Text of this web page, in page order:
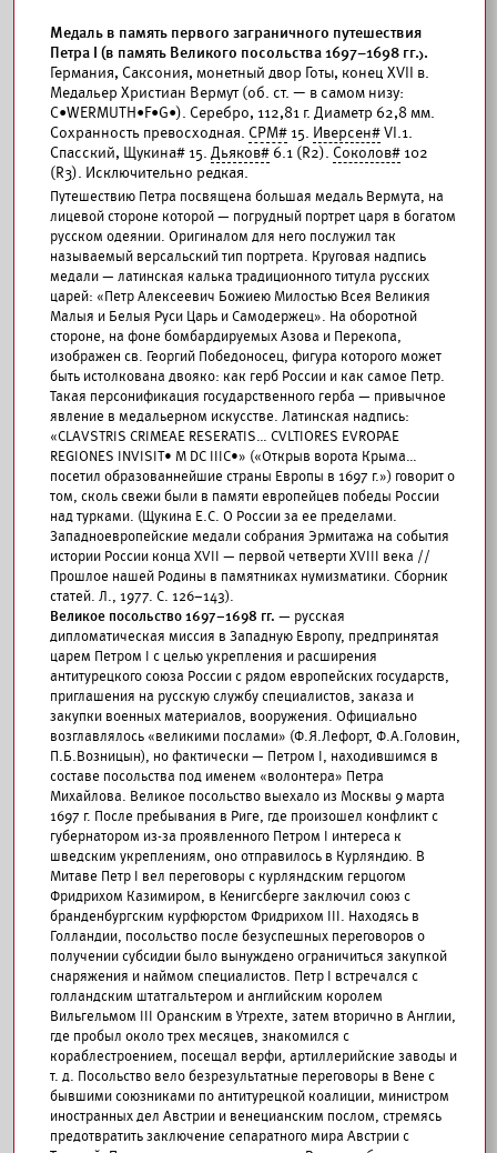
Медаль в память первого заграничного путешествия
Петра I (в память Великого посольства 1697–1698 гг.).
Германия, Саксония, монетный двор Готы, конец XVII в.
Медальер Христиан Вермут (об. ст. — в самом низу:
C•WERMUTH•F•G•). Серебро, 112,81 г. Диаметр 62,8 мм.
Сохранность превосходная. СРМ# 15. Иверсен#VI.1.
Спасский, Щукина# 15. Дьяков# 6.1 (R2). Соколов# 102
(R3). Исключительно редкая.
Путешествию Петра посвящена большая медаль Вермута, на
лицевой стороне которой — погрудный портрет царя в богатом
русском одеянии. Оригиналом для него послужил так
называемый версальский тип портрета. Круговая надпись
медали — латинская калька традиционного титула русских
царей: «Петр Алексеевич Божиею Милостью Всея Великия
Малыя и Белыя Руси Царь и Самодержец». На оборотной
стороне, на фоне бомбардируемых Азова и Перекопа,
изображен св. Георгий Победоносец, фигура которого может
быть истолкована двояко: как герб России и как самое Петр.
Такая персонификация государственного герба — привычное
явление в медальерном искусстве. Латинская надпись:
«CLAVSTRIS CRIMEAE RESERATIS… CVLTIORES EVROPAE
REGIONES INVISIT• M DC IIIC•» («Открыв ворота Крыма…
посетил образованнейшие страны Европы в 1697 г.») говорит о
том, сколь свежи были в памяти европейцев победы России
над турками. (Щукина Е.С. О России за ее пределами.
Западноевропейские медали собрания Эрмитажа на события
истории России конца XVII — первой четверти XVIII века //
Прошлое нашей Родины в памятниках нумизматики. Сборник
статей. Л., 1977. С. 126–143).
Великое посольство 1697–1698 гг. — русская
дипломатическая миссия в Западную Европу, предпринятая
царем Петром I с целью укрепления и расширения
антитурецкого союза России с рядом европейских государств,
приглашения на русскую службу специалистов, заказа и
закупки военных материалов, вооружения. Официально
возглавлялось «великими послами» (Ф.Я.Лефорт, Ф.А.Головин,
П.Б.Возницын), но фактически — Петром I, находившимся в
составе посольства под именем «волонтера» Петра
Михайлова. Великое посольство выехало из Москвы 9 марта
1697 г. После пребывания в Риге, где произошел конфликт с
губернатором из-за проявленного Петром I интереса к
шведским укреплениям, оно отправилось в Курляндию. В
Митаве Петр I вел переговоры с курляндским герцогом
Фридрихом Казимиром, в Кенигсберге заключил союз с
бранденбургским курфюрстом Фридрихом III. Находясь в
Голландии, посольство после безуспешных переговоров о
получении субсидии было вынуждено ограничиться закупкой
снаряжения и наймом специалистов. Петр I встречался с
голландским штатгальтером и английским королем
Вильгельмом III Оранским в Утрехте, затем вторично в Англии,
где пробыл около трех месяцев, знакомился с
кораблестроением, посещал верфи, артиллерийские заводы и
т. д. Посольство вело безрезультатные переговоры в Вене с
бывшими союзниками по антитурецкой коалиции, министром
иностранных дел Австрии и венецианским послом, стремясь
предотвратить заключение сепаратного мира Австрии с